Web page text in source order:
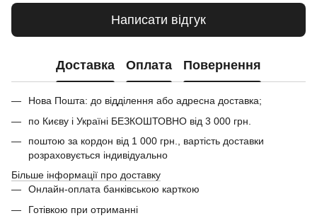
Написати відгук
Доставка Оплата Повернення
Нова Пошта: до відділення або адресна доставка;
по Києву і Україні БЕЗКОШТОВНО від 3 000 грн.
поштою за кордон від 1 000 грн., вартість доставки
розраховується індивідуально
Більше інформації про доставку
Онлайн-оплата банківською карткою
Готівкою при отриманні